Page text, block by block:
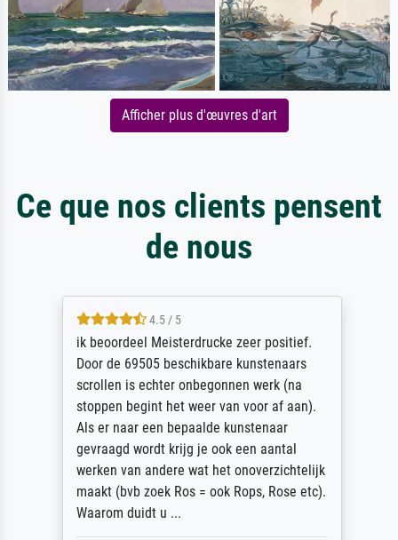
Afficher plus d'œuvres d'art
Ce que nos clients pensent
de nous
4.5 / 5
ik beoordeel Meisterdrucke zeer positief.
Door de 69505 beschikbare kunstenaars
scrollen is echter onbegonnen werk (na
stoppen begint het weer van voor af aan).
Als er naar een bepaalde kunstenaar
gevraagd wordt krijg je ook een aantal
werken van andere wat het onoverzichtelijk
maakt (bvb zoek Ros = ook Rops, Rose etc).
Waarom duidt u ...